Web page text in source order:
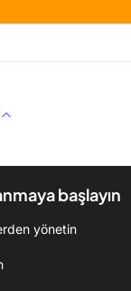
başlayın
yönetin